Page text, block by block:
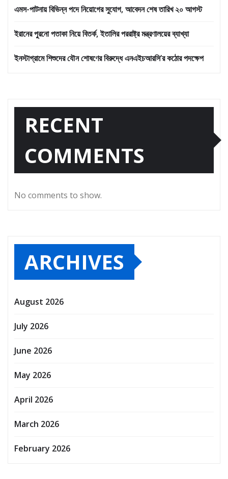
এমস-পাটনায় বিভিন্ন পদে নিয়োগের সুযোগ, আবেদন শেষ তারিখ ২০ আগস্ট
ইরানের পুরনো পতাকা নিয়ে বিতর্ক, ইতালির পররাষ্ট্র মন্ত্রণালয়ের ব্যাখ্যা
ইনস্টাগ্রামে শিশুদের যৌন শোষণের বিরুদ্ধে এনএইচআরসি’র কঠোর পদক্ষেপ
RECENT
COMMENTS
No comments to show.
ARCHIVES
August 2026
July 2026
June 2026
May 2026
April 2026
March 2026
February 2026